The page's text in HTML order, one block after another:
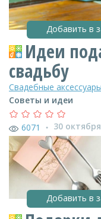
Добавить в
Идеи
свадьбу
Свадебные
Советы и идеи
6071 ● 30
Добавить в